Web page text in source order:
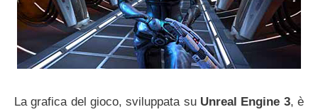
La grafica del gioco, sviluppata su Unreal Engine 3, è